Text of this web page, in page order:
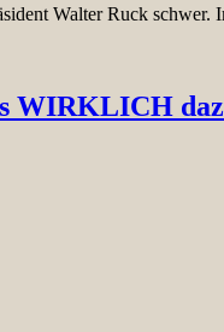
Walter Ruck
WIRKLICH